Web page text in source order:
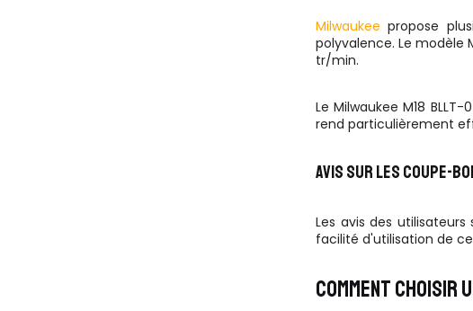
Milwaukee propose
polyvalence. Le modèle
tr/min.
Le Milwaukee M18
rend particulièrement
AVIS SUR LES COUPE-
Les avis des
facilité d'utilisation de
COMMENT CHOISIR